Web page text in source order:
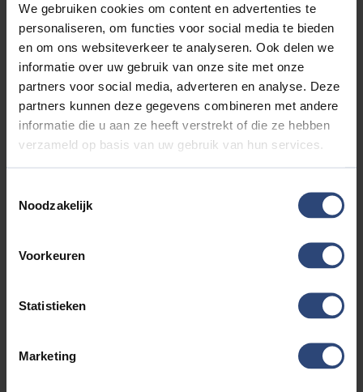
We gebruiken cookies om content en advertenties te
personaliseren, om functies voor social media te bieden
en om ons websiteverkeer te analyseren. Ook delen we
informatie over uw gebruik van onze site met onze
partners voor social media, adverteren en analyse. Deze
partners kunnen deze gegevens combineren met andere
informatie die u aan ze heeft verstrekt of die ze hebben
verzameld op basis van uw gebruik van hun services.
Noodzakelijk
Voorkeuren
Statistieken
Marketing
bereiden tot 3 jaar
•Een (bijna) nieuwe auto tegen een aantrekkelijke prijs
De getoonde vraagprijs is inclusief ons basis
servicepakket bestaande uit tenaamstelling, stofzuigen,
wassen, NAP check en een geldige apk keuring. Voor een
meerprijs van € 795,- leveren wij uw auto af als GARANT
OCCASION inclusief een onderhoudsbeurt conform
fabrieks voorschrift, halve tank brandstof, professionele
minimaal 1 laadkabel (tenzij er 2 laadkabels aanwezig
zijn), minimaal 12 maanden geldige APK, 12 maanden
onderweg service door heel Europa. Kortom.....
https://www.autoaaltink.nl of neem contact met ons op